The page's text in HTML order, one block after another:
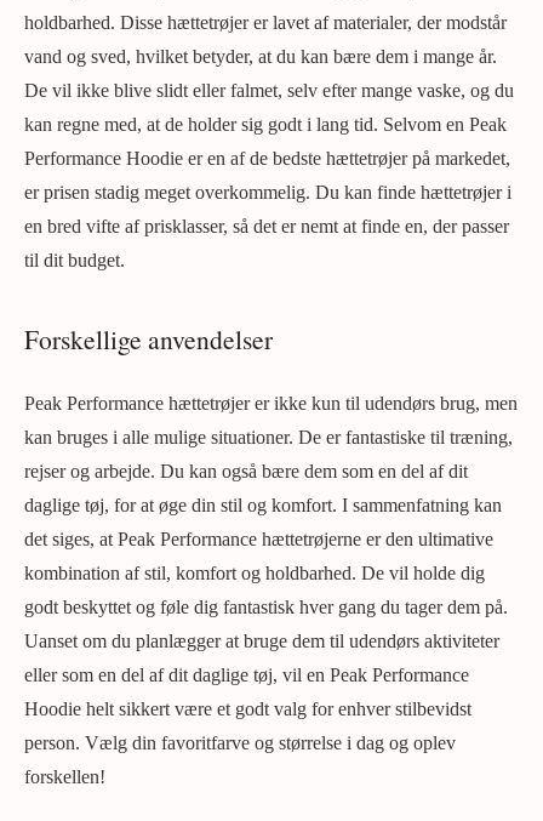
holdbarhed. Disse hættetrøjer er lavet af materialer, der modstår
vand og sved, hvilket betyder, at du kan bære dem i mange år.
De vil ikke blive slidt eller falmet, selv efter mange vaske, og du
kan regne med, at de holder sig godt i lang tid. Selvom en Peak
Performance Hoodie er en af ​​de bedste hættetrøjer på markedet,
er prisen stadig meget overkommelig. Du kan finde hættetrøjer i
en bred vifte af prisklasser, så det er nemt at finde en, der passer
til dit budget.
Forskellige anvendelser
Peak Performance hættetrøjer er ikke kun til udendørs brug, men
kan bruges i alle mulige situationer. De er fantastiske til træning,
rejser og arbejde. Du kan også bære dem som en del af dit
daglige tøj, for at øge din stil og komfort. I sammenfatning kan
det siges, at Peak Performance hættetrøjerne er den ultimative
kombination af stil, komfort og holdbarhed. De vil holde dig
godt beskyttet og føle dig fantastisk hver gang du tager dem på.
Uanset om du planlægger at bruge dem til udendørs aktiviteter
eller som en del af dit daglige tøj, vil en Peak Performance
Hoodie helt sikkert være et godt valg for enhver stilbevidst
person. Vælg din favoritfarve og størrelse i dag og oplev
forskellen!